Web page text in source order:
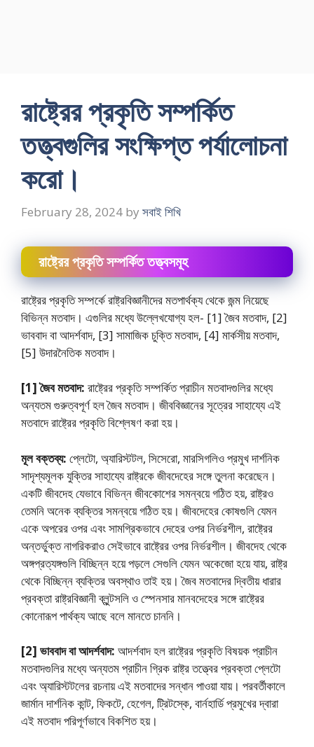
রাষ্ট্রের প্রকৃতি সম্পর্কিত
তত্ত্বগুলির সংক্ষিপ্ত পর্যালোচনা
করাে।
February 28, 2024 by সবাই শিখি
রাষ্ট্রের প্রকৃতি সম্পর্কিত তত্ত্বসমূহ
রাষ্ট্রের প্রকৃতি সম্পর্কে রাষ্ট্রবিজ্ঞানীদের মতপার্থক্য থেকে জন্ম নিয়েছে
বিভিন্ন মতবাদ। এগুলির মধ্যে উল্লেখযােগ্য হল- [1] জৈব মতবাদ, [2]
ভাববাদ বা আদর্শবাদ, [3] সামাজিক চুক্তি মতবাদ, [4] মার্কসীয় মতবাদ,
[5] উদারনৈতিক মতবাদ।
[1] জৈব মতবাদ: রাষ্ট্রের প্রকৃতি সম্পর্কিত প্রাচীন মতবাদগুলির মধ্যে
অন্যতম গুরুত্বপূর্ণ হল জৈব মতবাদ। জীববিজ্ঞানের সূত্রের সাহায্যে এই
মতবাদে রাষ্ট্রের প্রকৃতি বিশ্লেষণ করা হয়।
মূল বক্তব্য: প্লেটো, অ্যারিস্টটল, সিসেরাে, মারসিগলিও প্রমুখ দার্শনিক
সাদৃশ্যমূলক যুক্তির সাহায্যে রাষ্ট্রকে জীবদেহের সঙ্গে তুলনা করেছেন।
একটি জীবদেহ যেভাবে বিভিন্ন জীবকোশের সমন্বয়ে গঠিত হয়, রাষ্ট্রও
তেমনি অনেক ব্যক্তির সমন্বয়ে গঠিত হয়। জীবদেহের কোষগুলি যেমন
একে অপরের ওপর এবং সামগ্রিকভাবে দেহের ওপর নির্ভরশীল, রাষ্ট্রের
অন্তর্ভুক্ত নাগরিকরাও সেইভাবে রাষ্ট্রের ওপর নির্ভরশীল। জীবদেহ থেকে
অঙ্গপ্রত্যঙ্গগুলি বিচ্ছিন্ন হয়ে পড়লে সেগুলি যেমন অকেজো হয়ে যায়, রাষ্ট্র
থেকে বিচ্ছিন্ন ব্যক্তির অবস্থাও তাই হয়। জৈব মতবাদের দ্বিতীয় ধারার
প্রবক্তা রাষ্ট্রবিজ্ঞানী ব্লুন্টসলি ও স্পেনসার মানবদেহের সঙ্গে রাষ্ট্রের
কোনােরূপ পার্থক্য আছে বলে মানতে চাননি।
[2] ভাববাদ বা আদর্শবাদ: আদর্শবাদ হল রাষ্ট্রের প্রকৃতি বিষয়ক প্রাচীন
মতবাদগুলির মধ্যে অন্যতম প্রাচীন গ্রিক রাষ্ট্র তত্ত্বের প্রবক্তা প্লেটো
এবং অ্যারিস্টটলের রচনায় এই মতবাদের সন্ধান পাওয়া যায়। পরবর্তীকালে
জার্মান দার্শনিক কান্ট, ফিকটে, হেগেল, ট্রিটস্কে, বার্নহার্ডি প্রমুখের দ্বারা
এই মতবাদ পরিপূর্ণভাবে বিকশিত হয়।